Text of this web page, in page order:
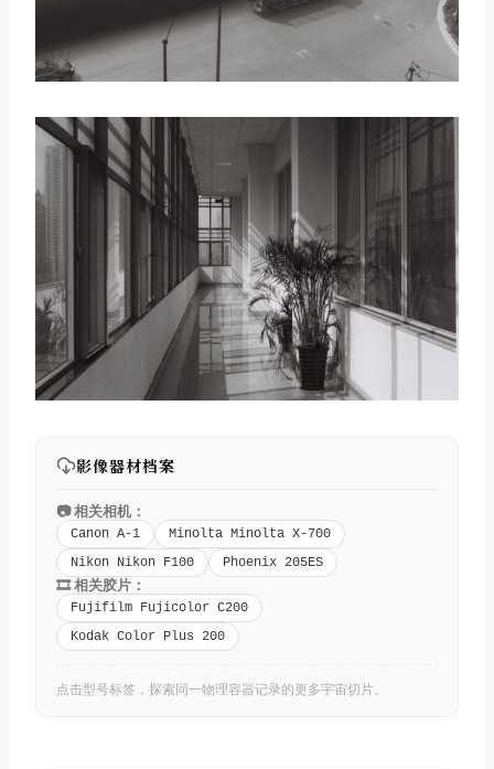
影像器材档案
📷 相关相机：
Canon A-1
Minolta Minolta X-700
Nikon Nikon F100
Phoenix 205ES
🎞️ 相关胶片：
Fujifilm Fujicolor C200
Kodak Color Plus 200
点击型号标签，探索同一物理容器记录的更多宇宙切片。